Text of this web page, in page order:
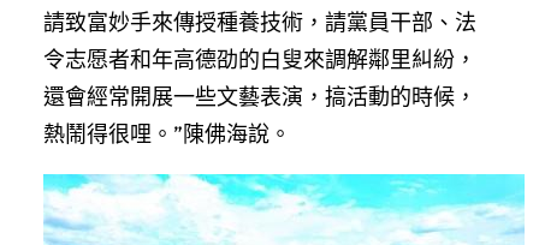
請致富妙手來傳授種養技術，請黨員干部、法
令志愿者和年高德劭的白叟來調解鄰里糾紛，
還會經常開展一些文藝表演，搞活動的時候，
熱鬧得很哩。”陳佛海說。